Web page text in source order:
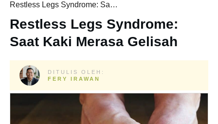
Restless Legs Syndrome: Saat Kaki Merasa Gelisah
Restless Legs Syndrome:
Saat Kaki Merasa Gelisah
DITULIS OLEH:
FERY IRAWAN